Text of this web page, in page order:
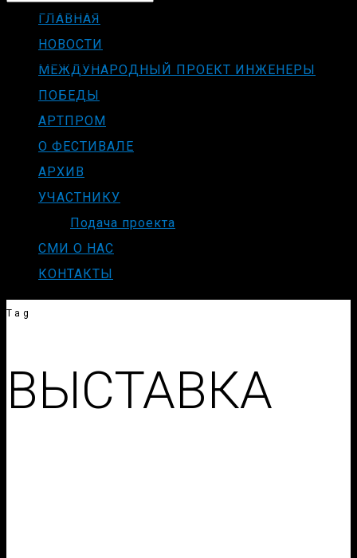
ГЛАВНАЯ
НОВОСТИ
МЕЖДУНАРОДНЫЙ ПРОЕКТ ИНЖЕНЕРЫ
ПОБЕДЫ
АРТПРОМ
О ФЕСТИВАЛЕ
АРХИВ
УЧАСТНИКУ
Подача проекта
СМИ О НАС
КОНТАКТЫ
Tag
ВЫСТАВКА